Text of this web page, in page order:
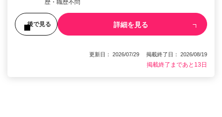
歴・職歴不問
後で見る 詳細を見る
更新日： 2026/07/29 掲載終了日： 2026/08/19
掲載終了まであと13日